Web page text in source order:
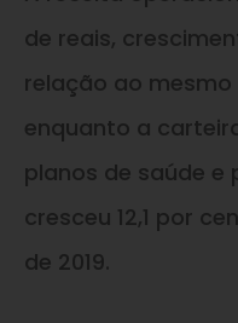
de reais,
relação ao
enquanto a
planos de saúde
cresceu 12,1 por
de 2019.